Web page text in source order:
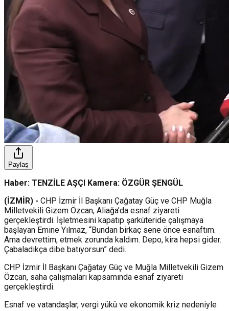
Paylaş
Haber: TENZİLE AŞÇI Kamera: ÖZGÜR ŞENGÜL
(İZMİR) - CHP İzmir İl Başkanı Çağatay Güç ve CHP Muğla
Milletvekili Gizem Özcan, Aliağa’da esnaf ziyareti
gerçekleştirdi. İşletmesini kapatıp şarküteride çalışmaya
başlayan Emine Yılmaz, “Bundan birkaç sene önce esnaftım.
Ama devrettim, etmek zorunda kaldım. Depo, kira hepsi gider.
Çabaladıkça dibe batıyorsun” dedi.
CHP İzmir İl Başkanı Çağatay Güç ve Muğla Milletvekili Gizem
Özcan, saha çalışmaları kapsamında esnaf ziyareti
gerçekleştirdi.
Esnaf ve vatandaşlar, vergi yükü ve ekonomik kriz nedeniyle